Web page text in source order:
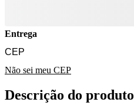
Entrega
Não sei meu CEP
Descrição do produto